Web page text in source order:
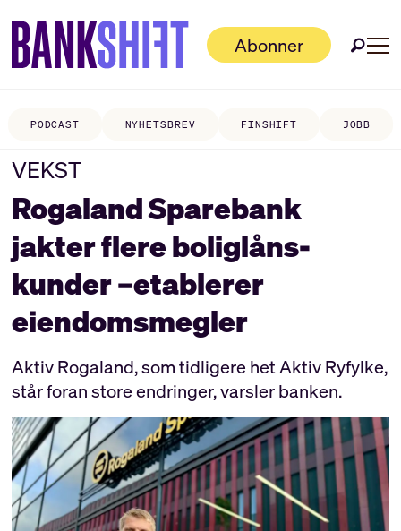
Abonner
PODCAST NYHETSBREV FINSHIFT JOBB
VEKST
Rogaland Sparebank
jakter flere boliglåns­
kunder –etablerer
eiendomsmegler
Aktiv Rogaland, som tidligere het Aktiv Ryfylke,
står foran store endringer, varsler banken.